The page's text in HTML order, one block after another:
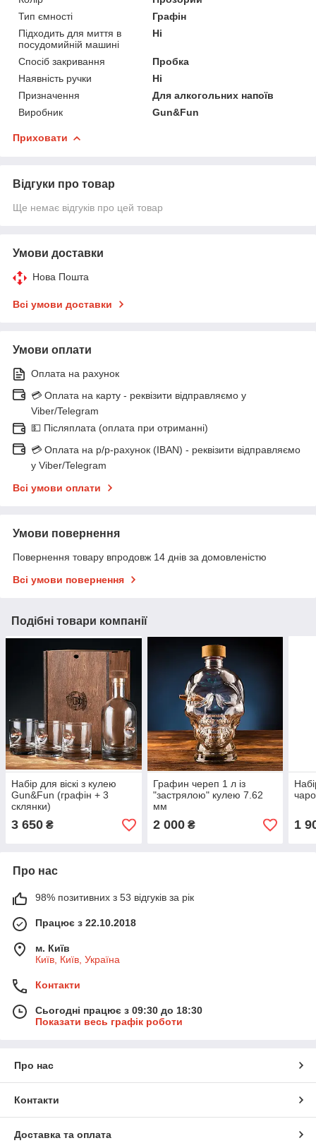
Тип ємності
Графін
Підходить для миття в
посудомийній машині
Ні
Спосіб закривання
Пробка
Наявність ручки
Ні
Призначення
Для алкогольних напоїв
Виробник
Gun&Fun
Приховати
Відгуки про товар
Ще немає відгуків про цей товар
Умови доставки
Нова Пошта
Всі умови доставки
Умови оплати
Оплата на рахунок
💳 Оплата на карту - реквізити відправляємо у
Viber/Telegram
💵 Післяплата (оплата при отриманні)
💳 Оплата на р/р-рахунок (IBAN) - реквізити відправляємо
у Viber/Telegram
Всі умови оплати
Умови повернення
Повернення товару впродовж 14 днів за домовленістю
Всі умови повернення
Подібні товари компанії
Набір для віскі з кулею
Gun&Fun (графін + 3
склянки)
3 650 ₴
Графин череп 1 л із
"застрялою" кулею 7.62
мм
2 000₴ 1
Про нас
98% позитивних з 53 відгуків за рік
Працює з 22.10.2018
м. Київ
Київ, Київ, Україна
Контакти
Сьогодні працює з 09:30 до 18:30
Показати весь графік роботи
Про нас
Контакти
Доставка та оплата